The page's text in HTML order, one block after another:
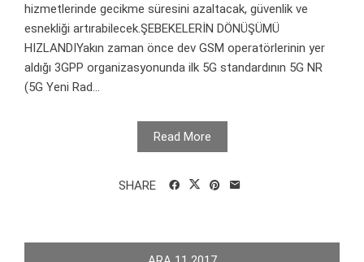
hizmetlerinde gecikme süresini azaltacak, güvenlik ve
esnekliği artırabilecek.ŞEBEKELERİN DÖNÜŞÜMÜ
HIZLANDIYakın zaman önce dev GSM operatörlerinin yer
aldığı 3GPP organizasyonunda ilk 5G standardının 5G NR
(5G Yeni Rad...
Read More
SHARE